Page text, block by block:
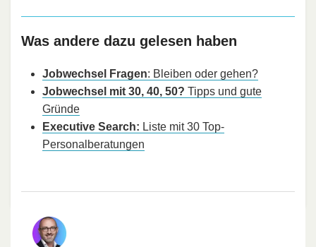
Was andere dazu gelesen haben
Jobwechsel Fragen: Bleiben oder gehen?
Jobwechsel mit 30, 40, 50? Tipps und gute
Gründe
Executive Search: Liste mit 30 Top-
Personalberatungen